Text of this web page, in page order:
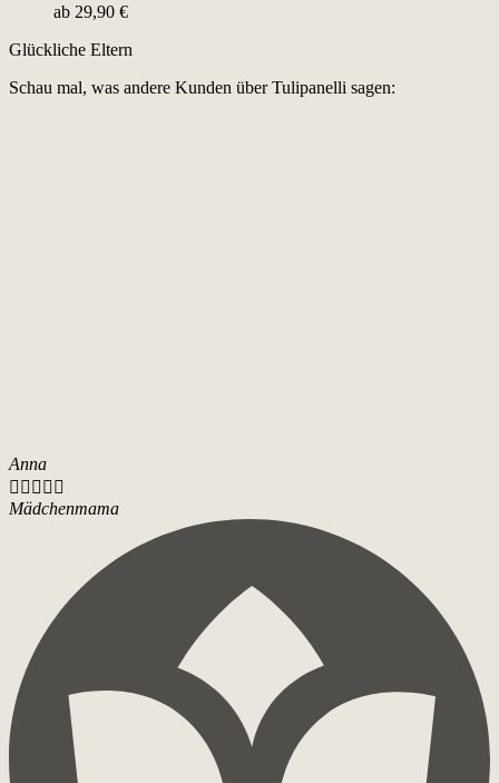
ab 29,90 €
Glückliche Eltern
Schau mal, was andere Kunden über Tulipanelli sagen:
Anna
    
Mädchenmama